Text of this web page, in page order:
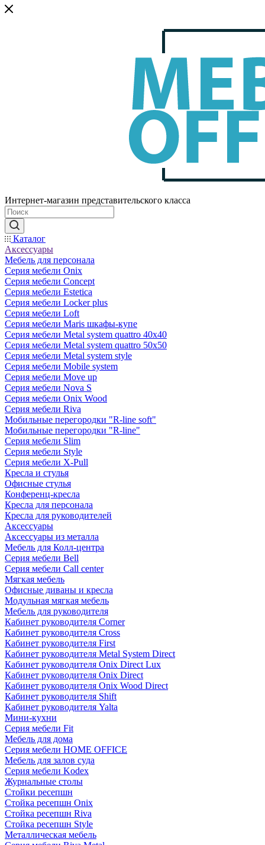
Интернет-магазин представительского класса
Каталог
Аксессуары
Мебель для персонала
Серия мебели Onix
Серия мебели Concept
Серия мебели Estetica
Серия мебели Locker plus
Серия мебели Loft
Серия мебели Maris шкафы-купе
Серия мебели Metal system quattro 40x40
Серия мебели Metal system quattro 50x50
Серия мебели Metal system style
Серия мебели Mobile system
Серия мебели Move up
Серия мебели Nova S
Серия мебели Onix Wood
Серия мебели Riva
Мобильные перегородки "R-line soft"
Мобильные перегородки "R-line"
Серия мебели Slim
Серия мебели Style
Серия мебели X-Pull
Кресла и стулья
Офисные стулья
Конференц-кресла
Кресла для персонала
Кресла для руководителей
Аксессуары
Аксессуары из металла
Мебель для Колл-центра
Серия мебели Bell
Серия мебели Call center
Мягкая мебель
Офисные диваны и кресла
Модульная мягкая мебель
Мебель для руководителя
Кабинет руководителя Corner
Кабинет руководителя Cross
Кабинет руководителя First
Кабинет руководителя Metal System Direct
Кабинет руководителя Onix Direct Lux
Кабинет руководителя Onix Direct
Кабинет руководителя Onix Wood Direct
Кабинет руководителя Shift
Кабинет руководителя Yalta
Мини-кухни
Серия мебели Fit
Мебель для дома
Серия мебели HOME OFFICE
Мебель для залов суда
Серия мебели Kodex
Журнальные столы
Стойки ресепшн
Стойка ресепшн Onix
Стойка ресепшн Riva
Стойка ресепшн Style
Металлическая мебель